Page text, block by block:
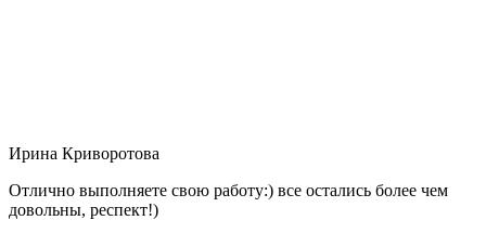
Ирина Криворотова
Отлично выполняете свою работу:) все остались более чем
довольны, респект!)